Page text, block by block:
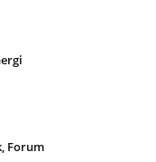
Forum